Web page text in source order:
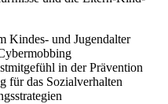
Kindes- und Jugendalter
in der Prävention
für das Sozialverhalten